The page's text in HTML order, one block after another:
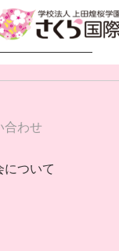
合わせ
について